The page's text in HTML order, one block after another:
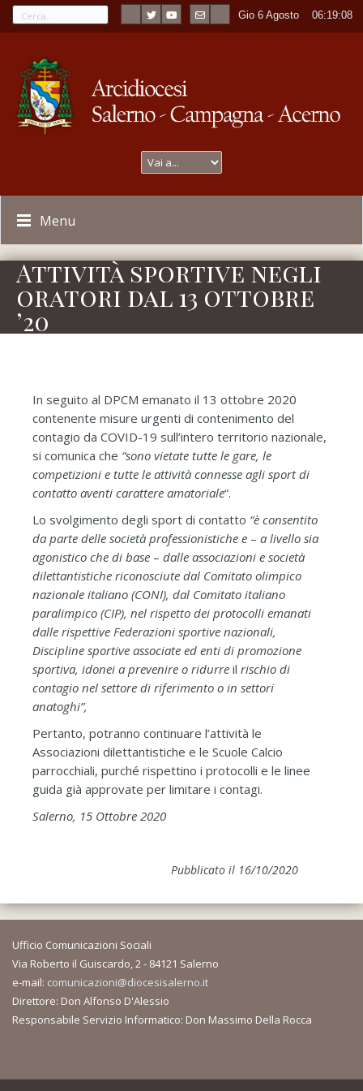
Gio 6 Agosto ----06:19:08
Menu
Attività sportive negli
oratori dal 13 ottobre
’20
In seguito al DPCM emanato il 13 ottobre 2020
contenente misure urgenti di contenimento del
contagio da COVID-19 sull’intero territorio nazionale,
si comunica che “sono vietate tutte le gare, le
competizioni e tutte le attività connesse agli sport di
contatto aventi carattere amatoriale“.
Lo svolgimento degli sport di contatto “è consentito
da parte delle società professionistiche e – a livello sia
agonistico che di base – dalle associazioni e società
dilettantistiche riconosciute dal Comitato olimpico
nazionale italiano (CONI), dal Comitato italiano
paralimpico (CIP), nel rispetto dei protocolli emanati
dalle rispettive Federazioni sportive nazionali,
Discipline sportive associate ed enti di promozione
sportiva, idonei a prevenire o ridurre il rischio di
contagio nel settore di riferimento o in settori
anatoghi”,
Pertanto, potranno continuare l’attività le
Associazioni dilettantistiche e le Scuole Calcio
parrocchiali, purché rispettino i protocolli e le linee
guida già approvate per limitare i contagi.
Salerno, 15 Ottobre 2020
Pubblicato il 16/10/2020
Ufficio Comunicazioni Sociali
Via Roberto il Guiscardo, 2 - 84121 Salerno
e-mail: comunicazioni@diocesisalerno.it
Direttore: Don Alfonso D'Alessio
Responsabile Servizio Informatico: Don Massimo Della Rocca